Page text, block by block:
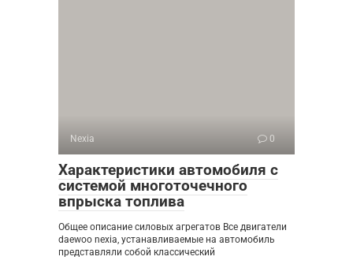
Nexia 0
Характеристики автомобиля с
системой многоточечного
впрыска топлива
Общее описание силовых агрегатов Все двигатели
daewoo nexia, устанавливаемые на автомобиль
представляли собой классический